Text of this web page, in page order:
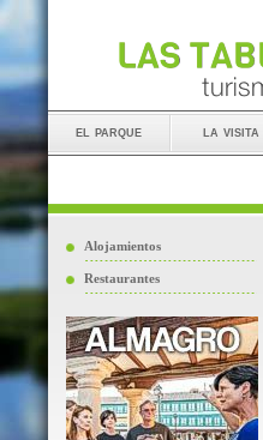
el parque la visita
Alojamientos
Restaurantes